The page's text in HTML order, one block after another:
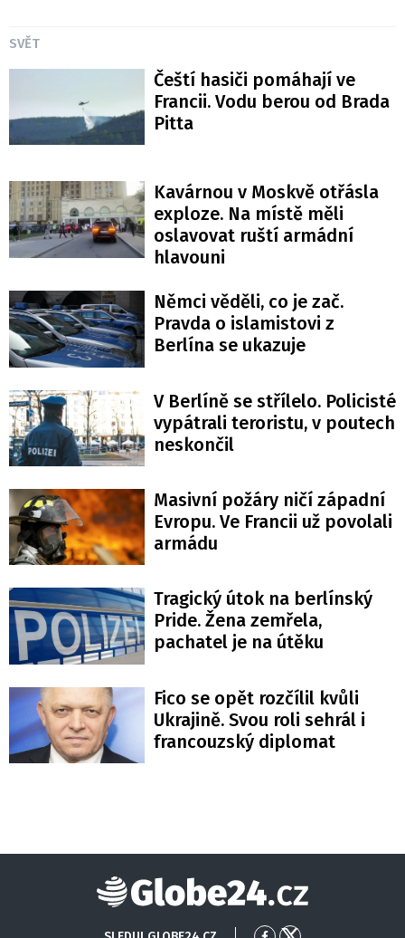
SVĚT
Čeští hasiči pomáhají ve
Francii. Vodu berou od Brada
Pitta
Kavárnou v Moskvě otřásla
exploze. Na místě měli
oslavovat ruští armádní
hlavouni
Němci věděli, co je zač.
Pravda o islamistovi z
Berlína se ukazuje
V Berlíně se střílelo. Policisté
vypátrali teroristu, v poutech
neskončil
Masivní požáry ničí západní
Evropu. Ve Francii už povolali
armádu
Tragický útok na berlínský
Pride. Žena zemřela,
pachatel je na útěku
Fico se opět rozčílil kvůli
Ukrajině. Svou roli sehrál i
francouzský diplomat
Globe24